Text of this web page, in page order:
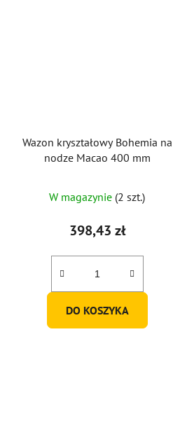
Wazon kryształowy Bohemia na
nodze Macao 400 mm
W magazynie (2 szt.)
398,43 zł
DO KOSZYKA